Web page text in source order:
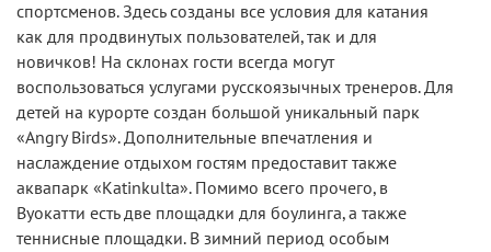
спортсменов. Здесь созданы все условия для катания
как для продвинутых пользователей, так и для
новичков! На склонах гости всегда могут
воспользоваться услугами русскоязычных тренеров. Для
детей на курорте создан большой уникальный парк
«Angry Birds». Дополнительные впечатления и
наслаждение отдыхом гостям предоставит также
аквапарк «Katinkulta». Помимо всего прочего, в
Вуокатти есть две площадки для боулинга, а также
теннисные площадки. В зимний период особым